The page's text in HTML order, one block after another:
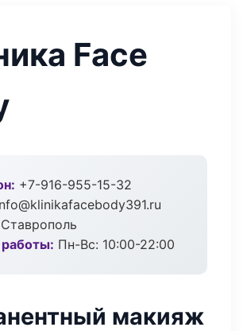
Face
+7-916-955-15-32
Ставрополь
Пн-Вс: 10:00-22:00
макияж